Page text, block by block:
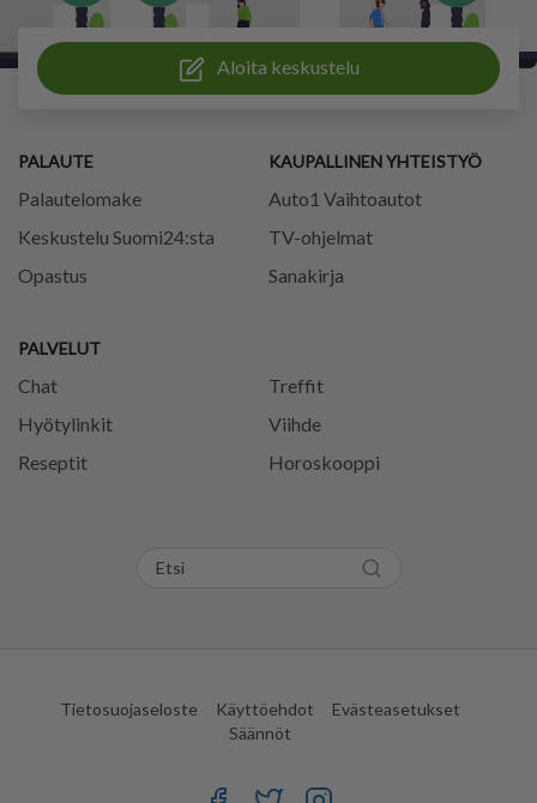
Aloita keskustelu
PALAUTE
Palautelomake
Keskustelu Suomi24:sta
Opastus
PALVELUT
Chat
Treffit
Hyötylinkit
Viihde
Reseptit
Horoskooppi
KAUPALLINEN YHTEISTYÖ
Auto1 Vaihtoautot
TV-ohjelmat
Sanakirja
Tietosuojaseloste Käyttöehdot
Evästeasetukset
Säännöt